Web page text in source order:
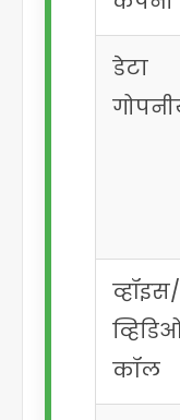
डेटा
व्हॉइस/
कॉल